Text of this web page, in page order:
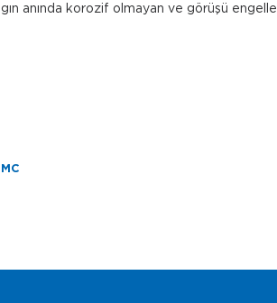
anında korozif olmayan ve görüşü